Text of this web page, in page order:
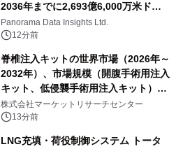
2036年までに2,693億6,000万米ドル
に達すると予測されており、予測期間
（2026年～2036年）
Panorama Data Insights Ltd.
12分前
脊椎注入キットの世界市場（2026年～
2032年）、市場規模（開腹手術用注入
キット、低侵襲手術用注入キット）・
分析レポートを発表
株式会社マーケットリサーチセンター
13分前
LNG充填・荷役制御システム トータ